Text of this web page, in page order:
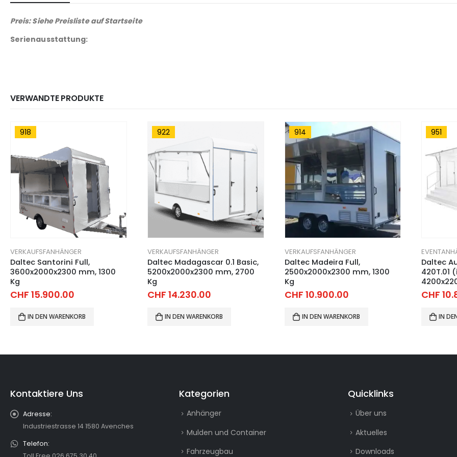
Preis: Siehe Preisliste auf Startseite
Serienausstattung:
VERWANDTE PRODUKTE
922
VERKAUFSFANHÄNGER
Daltec Madagascar 0.1 Basic,
5200x2000x2300 mm, 2700
Kg
CHF 14.230.00
IN DEN WARENKORB
914
VERKAUFSFANHÄNGER
Daltec Madeira Full,
2500x2000x2300 mm, 1300
Kg
CHF 10.900.00
IN DEN WARENKORB
951
Daltec Austellung TWSP
420T.01 (intergrierte Treppe),
4200x2200x2170 mm, 2700 Kg
CHF 10.870.00
IN DEN WARENKORB
915
Daltec
Kg
CHF
IN
Kontaktiere Uns
Adresse:
Industriestrasse 14 1580 Avenches
Telefon:
Kategorien
Anhänger
Mulden und Container
Fahrzeugbau
Quicklinks
Über uns
Aktuelles
Downloads